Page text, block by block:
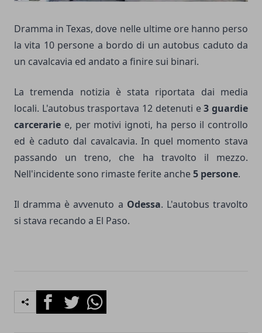
Dramma in Texas, dove nelle ultime ore hanno perso
la vita 10 persone a bordo di un autobus caduto da
un cavalcavia ed andato a finire sui binari.
La tremenda notizia è stata riportata dai media
locali. L'autobus trasportava 12 detenuti e3 guardie
carcerarie e, per motivi ignoti, ha perso il controllo
ed è caduto dal cavalcavia. In quel momento stava
passando un treno, che ha travolto il mezzo.
Nell'incidente sono rimaste ferite anche5 persone.
Il dramma è avvenuto a Odessa. L'autobus travolto
si stava recando a El Paso.
FacebookTwitterWhatsapp